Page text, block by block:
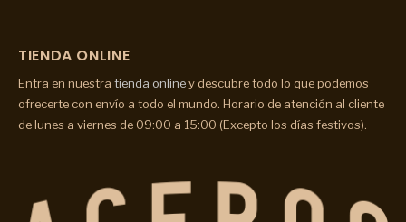
TIENDA ONLINE
Entra en nuestra tienda onliney descubre todo lo que podemos
ofrecerte con envío a todo el mundo. Horario de atención al cliente
de lunes a viernes de 09:00 a 15:00 (Excepto los días festivos).